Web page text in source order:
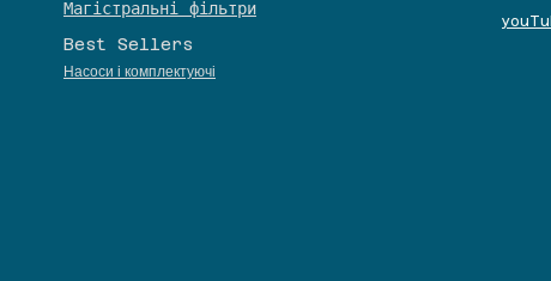
Магістральні фільтри
Best Sellers
Насоси і комплектуючі